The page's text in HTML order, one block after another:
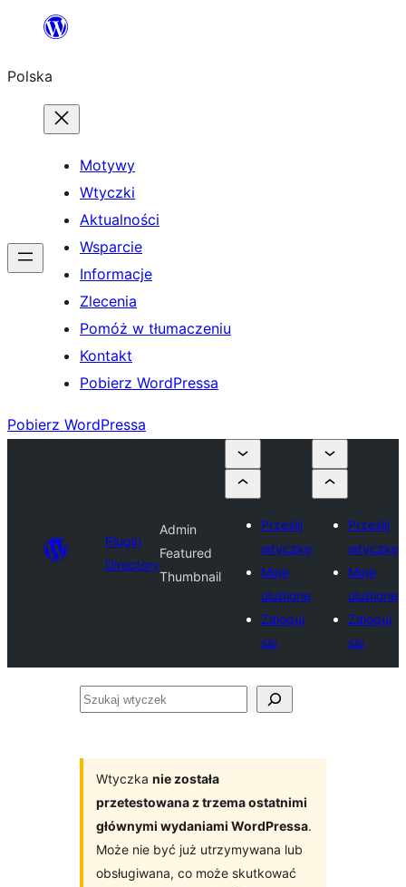
Przejdź
treści
Polska
Motywy
Wtyczki
Aktualności
Wsparcie
Informacje
Zlecenia
Pomóż w tłumaczeniu
Kontakt
Pobierz WordPressa
Pobierz WordPressa
Plugin
Directory
Admin
Featured
Thumbnail
Prześlij
wtyczkę
Moje
ulubione
Zaloguj
się
Prześlij
wtyczkę
Moje
ulubione
Zaloguj
się
Szukaj
Wtyczka nie została
przetestowana z trzema ostatnimi
głównymi wydaniami WordPressa.
Może nie być już utrzymywana lub
obsługiwana, co może skutkować